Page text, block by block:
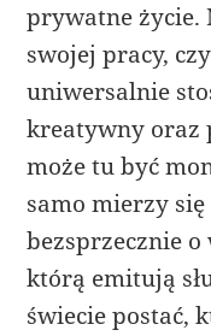
prywatne życie.
swojej pracy,
uniwersalnie
kreatywny oraz
może tu być
samo mierzy
bezsprzecznie
którą emitują
świecie postać,